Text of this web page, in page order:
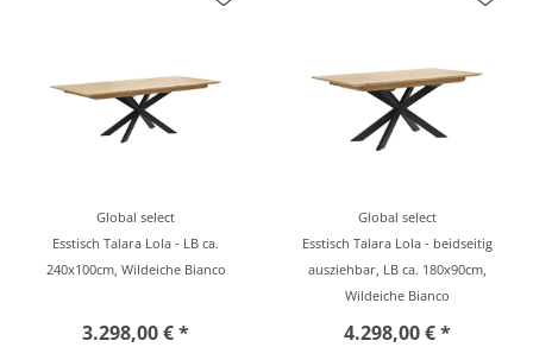
Global select
Esstisch Talara Lola - LB ca.
240x100cm, Wildeiche Bianco
3.298,00 € *
Global select
Esstisch Talara Lola - beidseitig
ausziehbar, LB ca. 180x90cm,
Wildeiche Bianco
4.298,00 € *